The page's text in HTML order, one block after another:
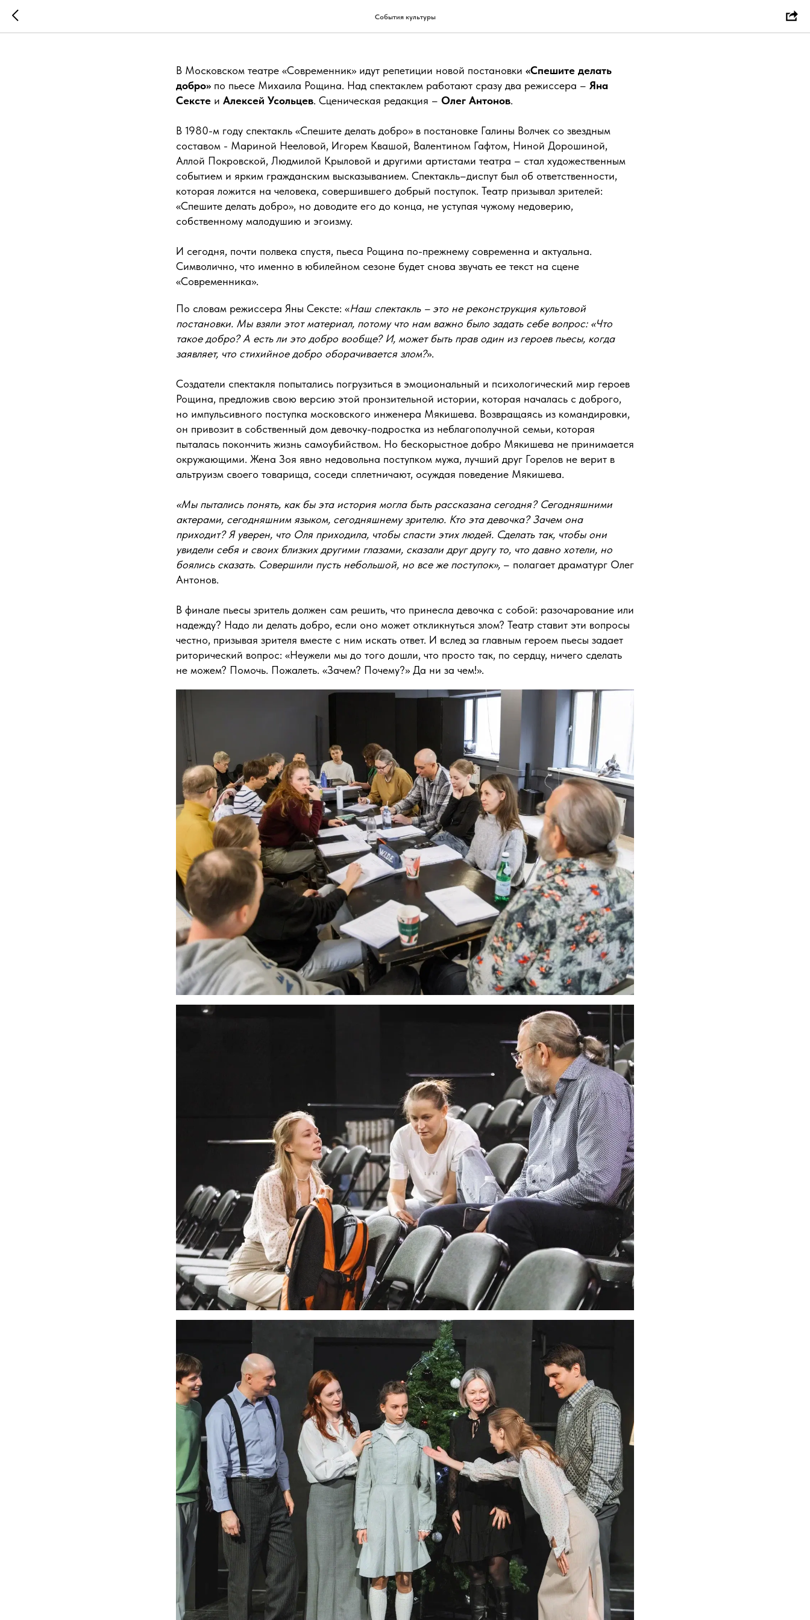
События культуры
«Спешите делать добро» в «Современнике»!
В Московском театре «Современник» идут репетиции новой постановки «Спешите делать
добро» по пьесе Михаила Рощина. Над спектаклем работают сразу два режиссера – Яна
Сексте и Алексей Усольцев. Сценическая редакция – Олег Антонов.
В 1980-м году спектакль «Спешите делать добро» в постановке Галины Волчек со звездным
составом - Мариной Нееловой, Игорем Квашой, Валентином Гафтом, Ниной Дорошиной,
Аллой Покровской, Людмилой Крыловой и другими артистами театра – стал художественным
событием и ярким гражданским высказыванием. Спектакль–диспут был об ответственности,
которая ложится на человека, совершившего добрый поступок. Театр призывал зрителей:
«Спешите делать добро», но доводите его до конца, не уступая чужому недоверию,
собственному малодушию и эгоизму.
И сегодня, почти полвека спустя, пьеса Рощина по-прежнему современна и актуальна.
Символично, что именно в юбилейном сезоне будет снова звучать ее текст на сцене
«Современника».
По словам режиссера Яны Сексте: «Наш спектакль – это не реконструкция культовой
постановки. Мы взяли этот материал, потому что нам важно было задать себе вопрос: «Что
такое добро? А есть ли это добро вообще? И, может быть прав один из героев пьесы, когда
заявляет, что стихийное добро оборачивается злом?».
Создатели спектакля попытались погрузиться в эмоциональный и психологический мир героев
Рощина, предложив свою версию этой пронзительной истории, которая началась с доброго,
но импульсивного поступка московского инженера Мякишева. Возвращаясь из командировки,
он привозит в собственный дом девочку-подростка из неблагополучной семьи, которая
пыталась покончить жизнь самоубийством. Но бескорыстное добро Мякишева не принимается
окружающими. Жена Зоя явно недовольна поступком мужа, лучший друг Горелов не верит в
альтруизм своего товарища, соседи сплетничают, осуждая поведение Мякишева.
«Мы пытались понять, как бы эта история могла быть рассказана сегодня? Сегодняшними
актерами, сегодняшним языком, сегодняшнему зрителю. Кто эта девочка? Зачем она
приходит? Я уверен, что Оля приходила, чтобы спасти этих людей. Сделать так, чтобы они
увидели себя и своих близких другими глазами, сказали друг другу то, что давно хотели, но
боялись сказать. Совершили пусть небольшой, но все же поступок», – полагает драматург Олег
Антонов.
В финале пьесы зритель должен сам решить, что принесла девочка с собой: разочарование или
надежду? Надо ли делать добро, если оно может откликнуться злом? Театр ставит эти вопросы
честно, призывая зрителя вместе с ним искать ответ. И вслед за главным героем пьесы задает
риторический вопрос: «Неужели мы до того дошли, что просто так, по сердцу, ничего сделать
не можем? Помочь. Пожалеть. «Зачем? Почему?» Да ни за чем!».